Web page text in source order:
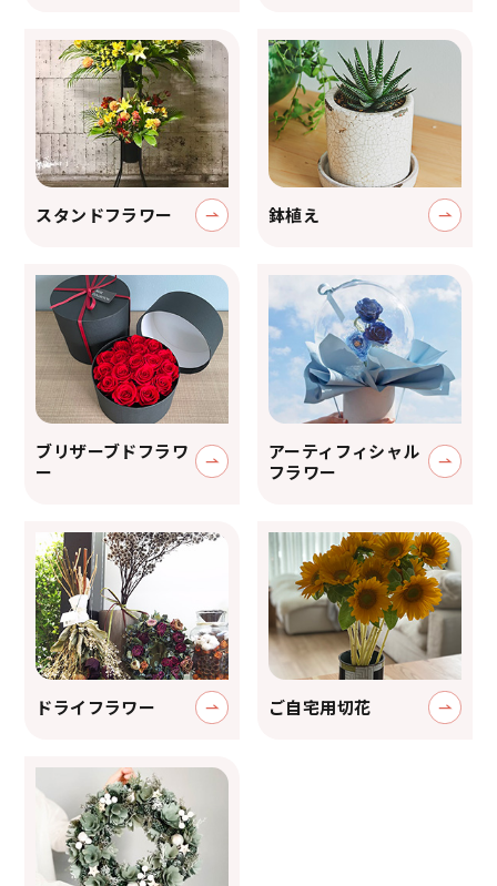
スタンドフラワー 鉢植え
ブリザーブドフラワ
ー
アーティフィシャル
フラワー
ドライフラワー ご自宅用切花